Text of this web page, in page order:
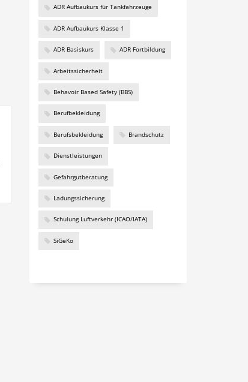
ADR Aufbaukurs für Tankfahrzeuge
ADR Aufbaukurs Klasse 1
ADR Basiskurs ADR Fortbildung
Arbeitssicherheit
Behavoir Based Safety (BBS)
Berufbekleidung
Berufsbekleidung Brandschutz
Dienstleistungen
Gefahrgutberatung
Ladungssicherung
Schulung Luftverkehr (ICAO/IATA)
SiGeKo